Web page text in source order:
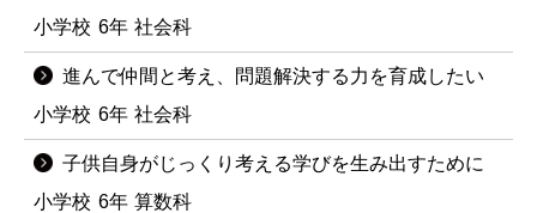
小学校 6年 社会科
進んで仲間と考え、問題解決する力を育成したい
小学校 6年 社会科
子供自身がじっくり考える学びを生み出すために
小学校 6年 算数科